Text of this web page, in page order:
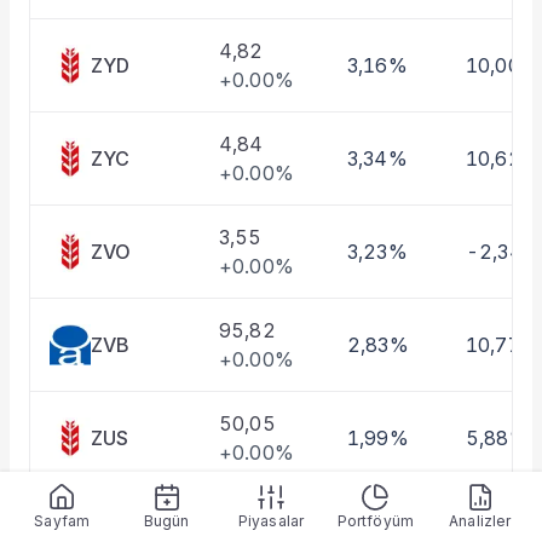
ZYD
4,82
+0.00%
3,16% 10,00%
ZYC
4,84
+0.00%
3,34% 10,62%
ZVO
3,55
+0.00%
3,23% -2,34%
ZVB
95,82
+0.00%
2,83% 10,77%
ZUS
50,05
+0.00%
1,99% 5,88%
5,06
2,73% 8,64%
Sayfam Bugün Piyasalar Portföyüm Analizler